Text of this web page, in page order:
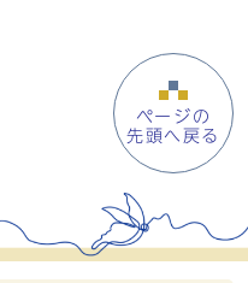
ページの
先頭へ戻る